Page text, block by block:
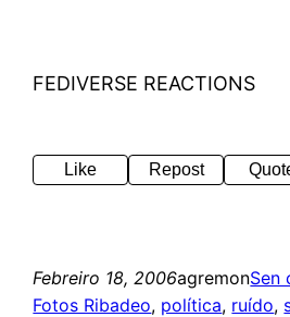
FEDIVERSE REACTIONS
Like Repost
Febreiro 18, 2006agremonSen
Fotos Ribadeo, política, ruído,